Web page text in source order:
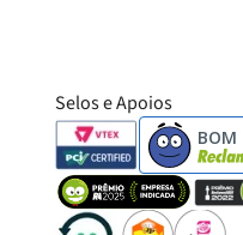
Selos e Apoios
BOM